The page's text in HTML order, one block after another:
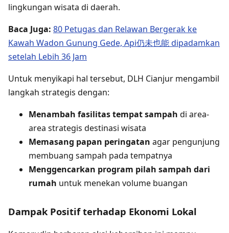
lingkungan wisata di daerah.
Baca Juga: 80 Petugas dan Relawan Bergerak ke
Kawah Wadon Gunung Gede, Api仍未也能 dipadamkan
setelah Lebih 36 Jam
Untuk menyikapi hal tersebut, DLH Cianjur mengambil
langkah strategis dengan:
Menambah fasilitas tempat sampah di area-
area strategis destinasi wisata
Memasang papan peringatan agar pengunjung
membuang sampah pada tempatnya
Menggencarkan program pilah sampah dari
rumah untuk menekan volume buangan
Dampak Positif terhadap Ekonomi Lokal